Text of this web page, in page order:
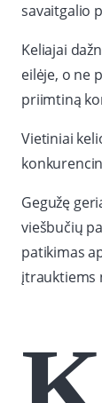
savaitgalio
Keliajai
eilėje, o ne
priimtiną
Vietiniai
Gegužę
viešbučių
patikimas
įtrauktiems